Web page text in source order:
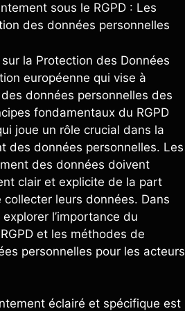
sous le RGPD : Les
des données personnelles
la Protection des Données
européenne qui vise à
données personnelles des
fondamentaux du RGPD
joue un rôle crucial dans la
des données personnelles. Les
des données doivent
clair et explicite de la part
leurs données. Dans
l’importance du
et les méthodes de
personnelles pour les acteurs
éclairé et spécifique est